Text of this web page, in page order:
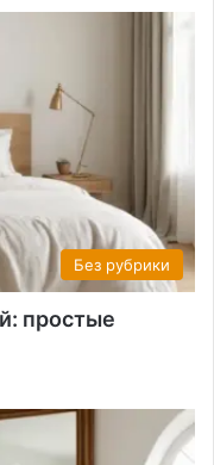
Без рубрики
простые